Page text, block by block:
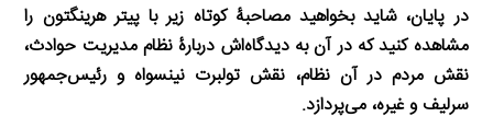
در پایان، شاید بخواهید مصاحبۀ کوتاه زیر با پیتر هرینگتون را
مشاهده کنید که در آن به دیدگاه‌اش دربارۀ نظام مدیریت حوادث،
نقش مردم در آن نظام، نقش تولبرت نینسواه و رئیس‌جمهور
سرلیف و غیره، می‌پردازد.